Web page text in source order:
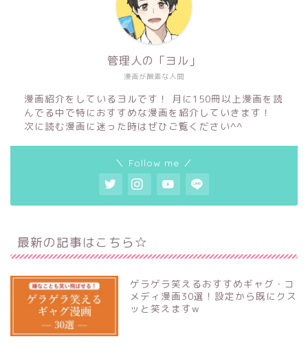
漫画が酸素な人間
管理人の「ヨル」
漫画紹介をしているヨルです！ 月に150冊以上漫画を読
んでる中で特におすすめな漫画を紹介していきます！
次に読む漫画に迷った時はぜひご覧ください^^
＼ Follow me ／
最新の記事はこちら☆
ゲラゲラ笑えるおすすめギャグ・コ
メディ漫画30選！設定から既にクス
ッと笑えますw